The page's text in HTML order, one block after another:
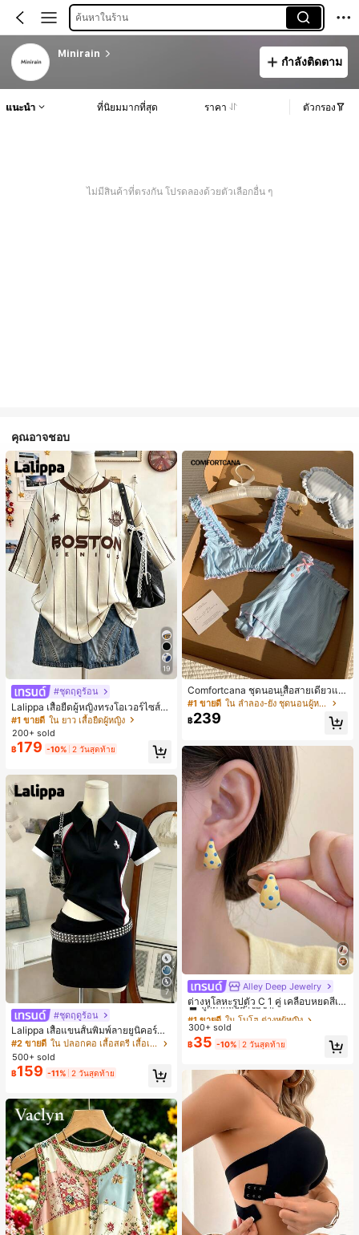
ค้นหาในร้าน
Minirain
กำลังติดตาม
แนะนำ ที่นิยมมากที่สุด ราคา ตัวกรอง
ไม่มีสินค้าที่ตรงกัน โปรดลองด้วยตัวเลือกอื่น ๆ
คุณอาจชอบ
19
#ชุดฤดูร้อน
Lalippa เสื้อยืดผู้หญิงทรงโอเวอร์ไซส์ค
วามยาวกลาง คอกลม ไหล่ตก ลายพิมพ์
ตัวอักษรและลายทางแนวตั้ง สไตล์แฟชั่
นมินิมอล ของขวัญให้เพื่อน
#1 ขายดี ใน ยาว เสื้อยืดผู้หญิง
200+ sold
฿179 -10% 2 วันสุดท้าย
7
#ชุดฤดูร้อน
Lalippa เสื้อแขนสั้นพิมพ์ลายยูนิคอร์นล
ายทางสีตัดกันสำหรับผู้หญิง สไตล์วิทย
าลัย
#2 ขายดี
ใน ปลอกคอ เสื้อสตรี เสื้อเบลาส์ & Tee
500+ sold
฿159 -11% 2 วันสุดท้าย
Comfortcana ชุดนอนเสื้อสายเดี่ยวแต่
งระบายและกางเกงขาสั้นสำหรับผู้หญิง
#1 ขายดี ใน ลำลอง-ยัง ชุดนอนผู้หญิง
฿239
Alley Deep Jewelry
ต่างหูโลหะรูปตัว C 1 คู่ เคลือบหยดสีเห
ลือง ลายจุดสีน้ำเงิน สไตล์ยุโรปและอเม
ริกัน แฟชั่นส่วนตัว หวานและสง่างาม
สำหรับผู้หญิงและเด็กหญิง สำหรับการเ
ดินทาง งานแต่งงาน ปาร์ตี้ วันเกิด ของ
#1 ขายดี ใน โบโฮ ต่างหูผู้หญิง
ลูกค้ากลับมาซื้อซ้ำ!
เกือบหมดแล้ว!
#1 ขายดี ใน โบโฮ ต่างหูผู้หญิง
ลูกค้ากลับมาซื้อซ้ำ!
เกือบหมดแล้ว!
#1 ขายดี ใน โบโฮ ต่างหูผู้หญิง
ลูกค้ากลับมาซื้อซ้ำ!
เกือบหมดแล้ว!
#1 ขายดี ใน โบโฮ ต่างหูผู้หญิง
เกือบหมดแล้ว!
300+ sold
฿35 -10% 2 วันสุดท้าย